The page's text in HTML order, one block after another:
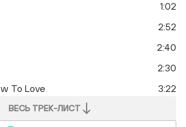
1:02
2:52
2:40
2:30
To Love 3:22
ВЕСЬ ТРЕК-ЛИСТ